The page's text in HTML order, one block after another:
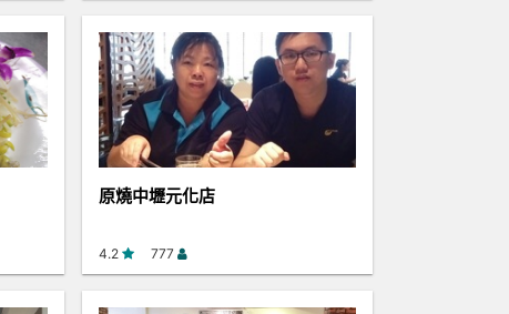
原燒中壢元化店
4.2 777